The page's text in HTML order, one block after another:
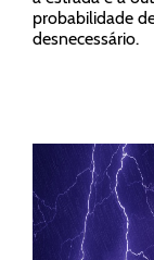
probabilidade
desnecessário.